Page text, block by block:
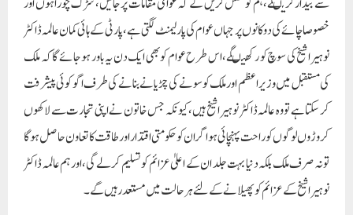
خصوصا چائے کی دوکانوں پر جہاں عوام کی پارلیمنٹ لگتی ہے ، پارٹی کے ہائی کمان عالمہ ڈاکٹر
نوہیرا شیخ کی سوچ کو رکھیںگے، اس طرح عوام کو بھی ایک دن یہ باور ہو جائے گا کہ ملک
کی مستقبل میں وزیر اعظم اور ملک کو سونے کی چڑیانے بنانے کی طرف اگو کوئی پیشرفت
کر سکتا ہے تو وہ عالمہ ڈاکٹر نوہیرا شیخ ہیں، کیونکہ جس خاتون نے اپنی تجارت سے لاکھوں
کروڑوں لوگوں کو راحت پہنچائی ہو اگر ان کو حکومتی اقتدار اور طاقت کا تعاون حاصل ہوگا
تو نہ صرف ملک بلکہ دنیا بہت جلد ان کے اعلیٰ عزائم کو تسلیم کر لے گی، اور ہم عالمہ ڈاکٹر
نوہیرا شیخ کے عزائم کو پھیلانے کے لئے ہر حالت میں مستعد رہیں گے۔